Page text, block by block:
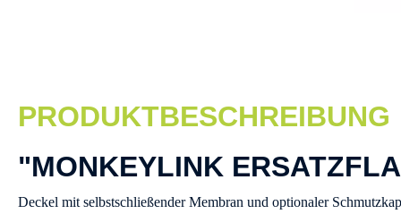
PRODUKTBESCHREIBUNG
"MONKEYLINK
Deckel mit selbstschließender Membran und optionaler